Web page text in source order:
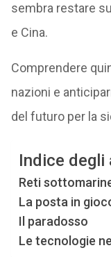
sembra restare
e Cina.
Comprendere
nazioni e
del futuro per la
Indice degli
Reti
La posta in
Il paradosso
Le tecnologie